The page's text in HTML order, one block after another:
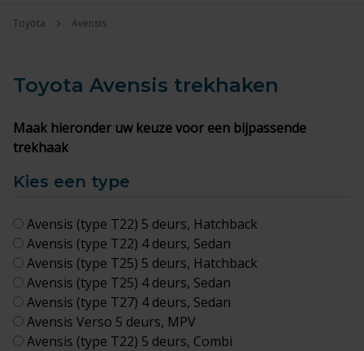
Toyota Avensis
Toyota Avensis trekhaken
Maak hieronder uw keuze voor een bijpassende
trekhaak
Kies een type
Avensis (type T22) 5 deurs, Hatchback
Avensis (type T22) 4 deurs, Sedan
Avensis (type T25) 5 deurs, Hatchback
Avensis (type T25) 4 deurs, Sedan
Avensis (type T27) 4 deurs, Sedan
Avensis Verso 5 deurs, MPV
Avensis (type T22) 5 deurs, Combi